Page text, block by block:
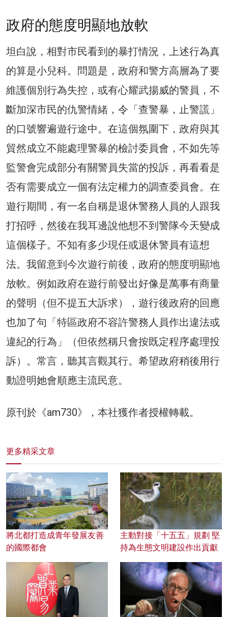
政府的態度明顯地放軟
坦白說，相對市民看到的暴打情況，上述行為真
的算是小兒科。問題是，政府和警方高層為了要
維護個別行為失控，或有心耀武揚威的警員，不
斷加深市民的仇警情緒，令「查警暴，止警謊」
的口號響遍遊行途中。在這個氛圍下，政府與其
貿然成立不能處理警暴的檢討委員會，不如先等
監警會完成部分有關警員失當的投訴，再看看是
否有需要成立一個有法定權力的調查委員會。在
遊行期間，有一名自稱是退休警務人員的人跟我
打招呼，然後在我耳邊說他想不到警隊今天變成
這個樣子。不知有多少現任或退休警員有這想
法。我留意到今次遊行前後，政府的態度明顯地
放軟。例如政府在遊行前發出好像是萬事有商量
的聲明（但不提五大訴求），遊行後政府的回應
也加了句「特區政府不容許警務人員作出違法或
違紀的行為」（但依然稱只會按既定程序處理投
訴）。常言，聽其言觀其行。希望政府稍後用行
動證明她會順應主流民意。
原刊於《am730》，本社獲作者授權轉載。
更多精采文章
將北都打造成青年發展友善
的國際都會
主動對接「十五五」規劃 堅
持為生態文明建設作出貢獻